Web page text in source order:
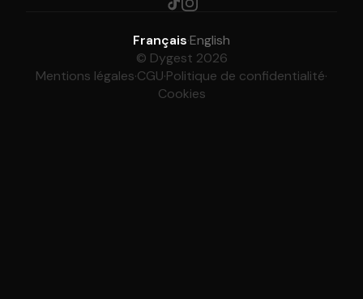
Français·English
© Dygest 2026
Mentions légales·CGU·Politique de confidentialité·
Cookies